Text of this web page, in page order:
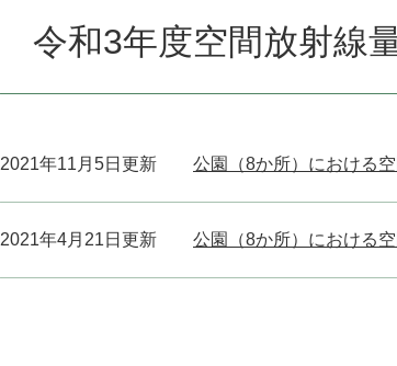
令和3年度空間放射線
2021年11月5日更新 公園（8か所）における
2021年4月21日更新 公園（8か所）における